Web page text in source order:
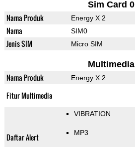
Sim Card 0
Nama Produk Energy X 2
Nama SIM0
Jenis SIM Micro SIM
Multimedia
Nama Produk Energy X 2
Fitur Multimedia
Daftar Alert
VIBRATION
MP3